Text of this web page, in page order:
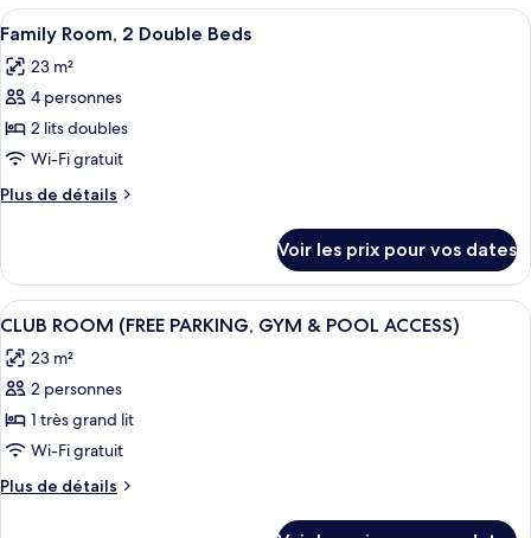
Double
Bed
type
de
chambre
Accessible
Double,
Double
Bed
Afficher
toutes
les
photos
pour
ce
type
de
Family
Room,
2
Double
Beds
Une chambre d’hôtel avec un
8
Family Room, 2 Double Beds
23 m²
4 personnes
2 lits doubles
Wi-Fi gratuit
Plus de détails
Plus
le
type
de
Family
Room,
Double
Beds
Voir les prix pour vos dates
Afficher
toutes
les
photos
pour
ce
type
de
Une chambre moderne avec un
8
CLUB ROOM (FREE PARKING, GYM & POOL ACCESS)
23 m²
2 personnes
1 très grand lit
Wi-Fi gratuit
Plus de détails
Plus